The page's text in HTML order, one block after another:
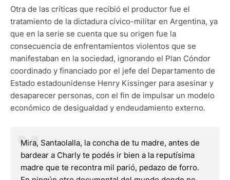
Otra de las críticas que recibió el productor fue el
tratamiento de la dictadura cívico-militar en Argentina, ya
que en la serie se cuenta que su origen fue la
consecuencia de enfrentamientos violentos que se
manifestaban en la sociedad, ignorando el Plan Cóndor
coordinado y financiado por el jefe del Departamento de
Estado estadounidense Henry Kissinger para asesinar y
desaparecer personas, con el fin de impulsar un modelo
económico de desigualdad y endeudamiento externo.
Mira, Santaolalla, la concha de tu madre, antes de
bardear a Charly te podés ir bien a la reputísima
madre que te recontra mil parió, pedazo de forro.